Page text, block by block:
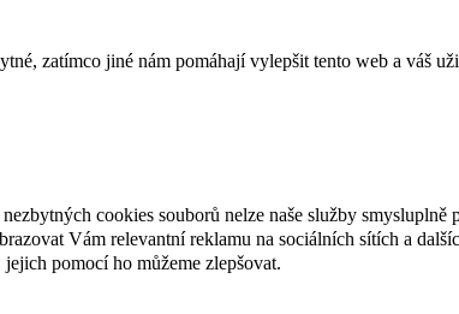
zatímco jiné nám pomáhají vylepšit tento web a váš
cookies souborů nelze naše služby smysluplně
Vám relevantní reklamu na sociálních sítích a
pomocí ho můžeme zlepšovat.